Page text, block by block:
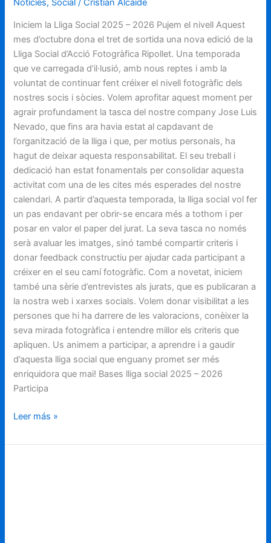
Notícies, Social /Cristian Alcaide
Iniciem la Lliga Social 2025 – 2026 Pujem el nivell Aquest
mes d’octubre dona el tret de sortida una nova edició de la
Lliga Social d’Acció Fotogràfica Ripollet. Una temporada
que ve carregada d’il·lusió, amb nous reptes i amb la
voluntat de continuar fent créixer el nivell fotogràfic dels
nostres socis i sòcies. Volem aprofitar aquest moment per
agrair profundament la tasca del nostre company Jose Luis
Nevado, que fins ara havia estat al capdavant de
l’organització de la lliga i que, per motius personals, ha
hagut de deixar aquesta responsabilitat. El seu treball i
dedicació han estat fonamentals per consolidar aquesta
activitat com una de les cites més esperades del nostre
calendari. A partir d’aquesta temporada, la lliga social vol fer
un pas endavant per obrir-se encara més a tothom i per
posar en valor el paper del jurat. La seva tasca no només
serà avaluar les imatges, sinó també compartir criteris i
donar feedback constructiu per ajudar cada participant a
créixer en el seu camí fotogràfic. Com a novetat, iniciem
també una sèrie d’entrevistes als jurats, que es publicaran a
la nostra web i xarxes socials. Volem donar visibilitat a les
persones que hi ha darrere de les valoracions, conèixer la
seva mirada fotogràfica i entendre millor els criteris que
apliquen. Us animem a participar, a aprendre i a gaudir
d’aquesta lliga social que enguany promet ser més
enriquidora que mai! Bases lliga social 2025 – 2026
Participa
Leer más »